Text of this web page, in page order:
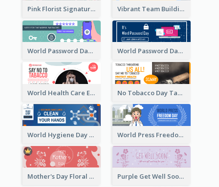
Pink Florist Signature Email Header Vibrant Team Building Organization Email Header Design
World Password Day Voting Email Header World Password Day Awareness Email Header
World Health Care Email Header No Tobacco Day Tag Email Header
World Hygiene Day Email Header World Press Freedom Day Email Header
Mother's Day Floral Email Header In Red Colour Tone Purple Get Well Soon Email Header With Floral Decorations